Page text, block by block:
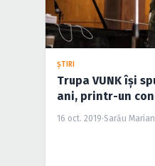
ŞTIRI
Trupa VUNK îşi
ani, printr-un
16 oct. 2019·Sarău Marian